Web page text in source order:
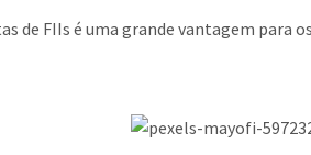
de FIIs é uma grande vantagem para